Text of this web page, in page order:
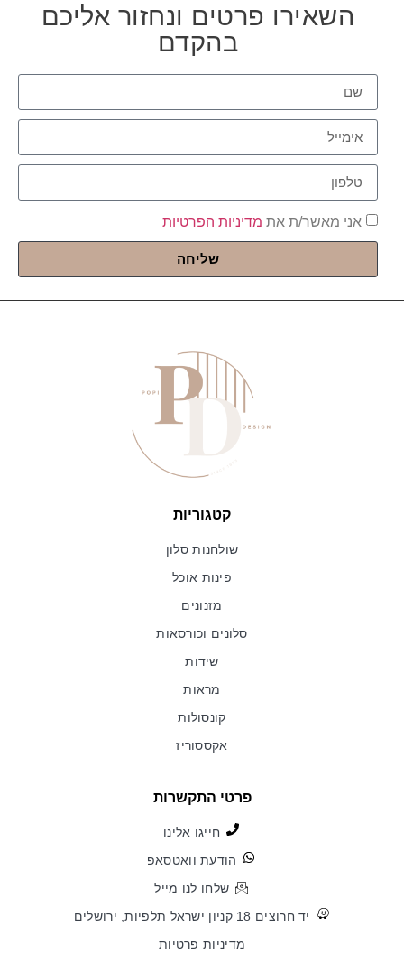
השאירו פרטים ונחזור אליכם
בהקדם
אני מאשר/ת את מדיניות הפרטיות
שליחה
קטגוריות
שולחנות סלון
פינות אוכל
מזנונים
סלונים וכורסאות
שידות
מראות
קונסולות
אקססוריז
פרטי התקשרות
חייגו אלינו
הודעת וואטסאפ
שלחו לנו מייל
יד חרוצים 18 קניון ישראל תלפיות, ירושלים
מדיניות פרטיות